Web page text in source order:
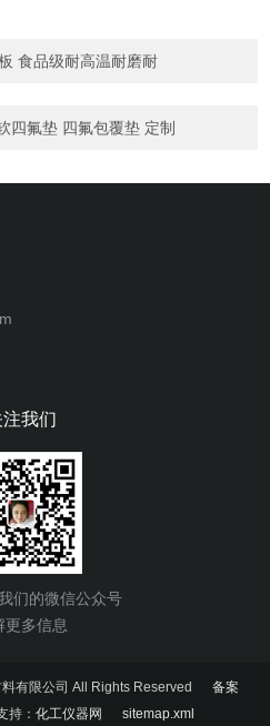
食品级耐高温耐磨耐
四氟垫 四氟包覆垫 定制
注我们
们的微信公众号
更多信息
料有限公司 All Rights Reserved 备案
： 化工仪器网 sitemap.xml